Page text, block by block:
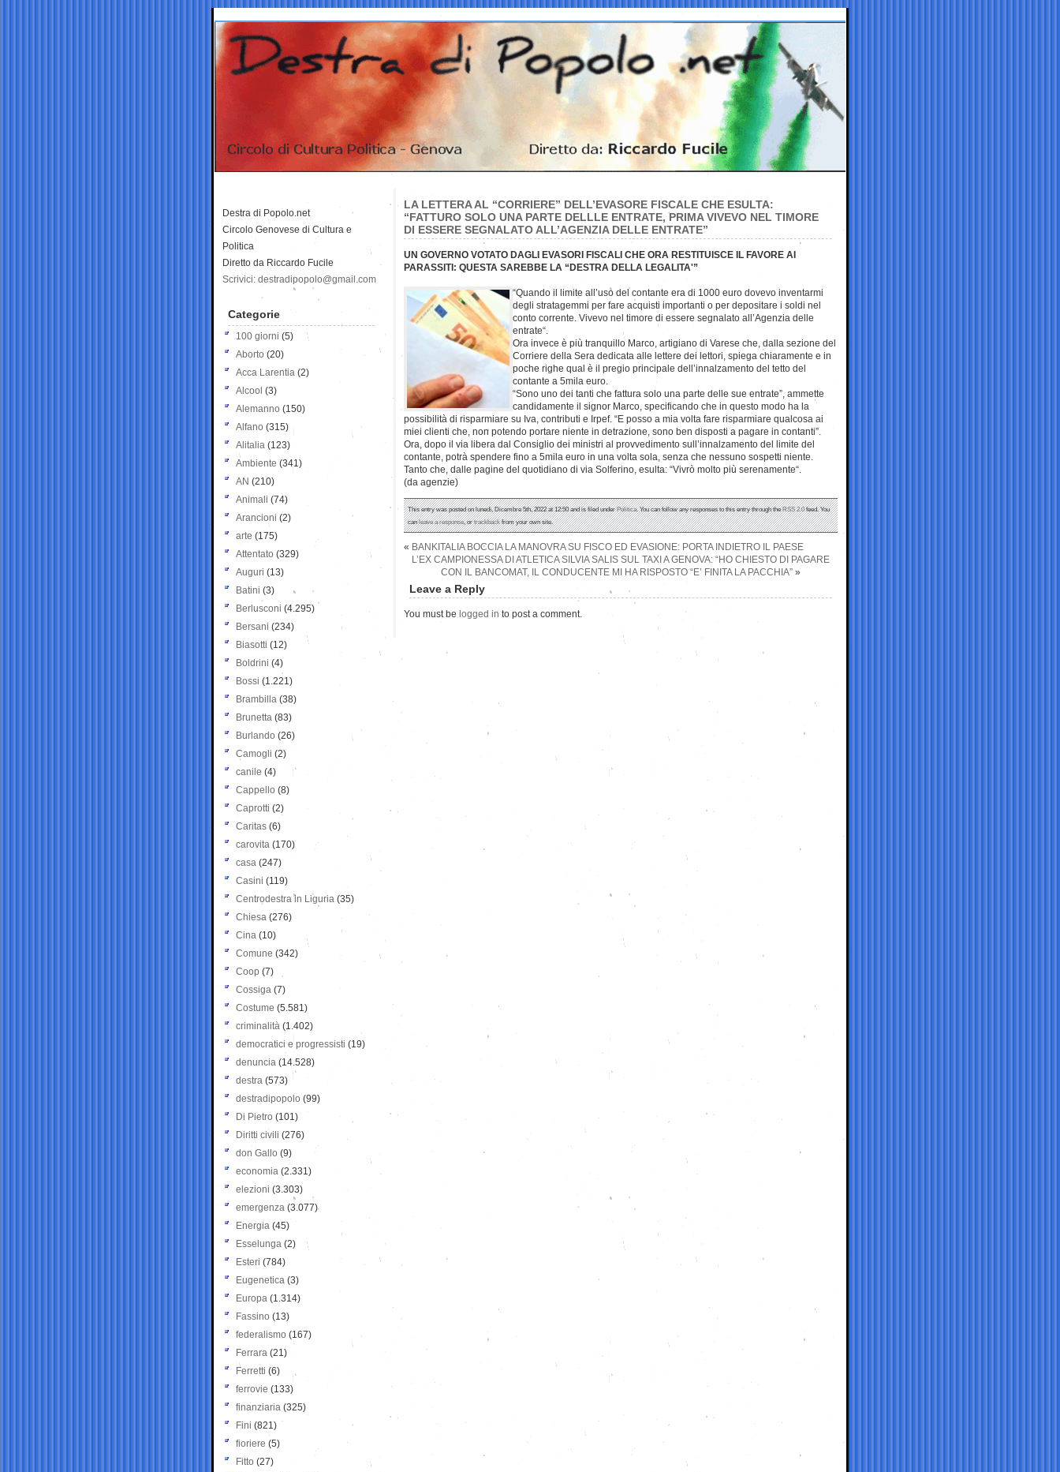
LA LETTERA AL “CORRIERE” DELL’EVASORE FISCALE CHE ESULTA:
“FATTURO SOLO UNA PARTE DELLLE ENTRATE, PRIMA VIVEVO NEL TIMORE
DI ESSERE SEGNALATO ALL’AGENZIA DELLE ENTRATE”
UN GOVERNO VOTATO DAGLI EVASORI FISCALI CHE ORA RESTITUISCE IL FAVORE AI
PARASSITI: QUESTA SAREBBE LA “DESTRA DELLA LEGALITA'”
“Quando il limite all’uso del contante era di 1000 euro dovevo inventarmi
degli stratagemmi per fare acquisti importanti o per depositare i soldi nel
conto corrente. Vivevo nel timore di essere segnalato all’Agenzia delle
entrate“.
Ora invece è più tranquillo Marco, artigiano di Varese che, dalla sezione del
Corriere della Sera dedicata alle lettere dei lettori, spiega chiaramente e in
poche righe qual è il pregio principale dell’innalzamento del tetto del
contante a 5mila euro.
“Sono uno dei tanti che fattura solo una parte delle sue entrate”, ammette
candidamente il signor Marco, specificando che in questo modo ha la
possibilità di risparmiare su Iva, contributi e Irpef. “E posso a mia volta fare risparmiare qualcosa ai
miei clienti che, non potendo portare niente in detrazione, sono ben disposti a pagare in contanti”.
Ora, dopo il via libera dal Consiglio dei ministri al provvedimento sull’innalzamento del limite del
contante, potrà spendere fino a 5mila euro in una volta sola, senza che nessuno sospetti niente.
Tanto che, dalle pagine del quotidiano di via Solferino, esulta: “Vivrò molto più serenamente“.
(da agenzie)
This entry was posted on lunedì, Dicembre 5th, 2022 at 12:50 and is filed underPolitica. You can follow any responses to this entry through theRSS 2.0feed. You
canleave a response, ortrackbackfrom your own site.
« BANKITALIA BOCCIA LA MANOVRA SU FISCO ED EVASIONE: PORTA INDIETRO IL PAESE
L’EX CAMPIONESSA DI ATLETICA SILVIA SALIS SUL TAXI A GENOVA: “HO CHIESTO DI PAGARE
CON IL BANCOMAT, IL CONDUCENTE MI HA RISPOSTO “E’ FINITA LA PACCHIA” »
Leave a Reply
You must be logged in to post a comment.
Destra di Popolo.net
Circolo Genovese di Cultura e
Politica
Diretto da Riccardo Fucile
Scrivici: destradipopolo@gmail.com
Categorie
100 giorni (5)
Aborto (20)
Acca Larentia (2)
Alcool (3)
Alemanno (150)
Alfano (315)
Alitalia (123)
Ambiente (341)
AN (210)
Animali (74)
Arancioni (2)
arte (175)
Attentato (329)
Auguri (13)
Batini (3)
Berlusconi (4.295)
Bersani (234)
Biasotti (12)
Boldrini (4)
Bossi (1.221)
Brambilla (38)
Brunetta (83)
Burlando (26)
Camogli (2)
canile (4)
Cappello (8)
Caprotti (2)
Caritas (6)
carovita (170)
casa (247)
Casini (119)
Centrodestra in Liguria (35)
Chiesa (276)
Cina (10)
Comune (342)
Coop (7)
Cossiga (7)
Costume (5.581)
criminalità (1.402)
democratici e progressisti (19)
denuncia (14.528)
destra (573)
destradipopolo (99)
Di Pietro (101)
Diritti civili (276)
don Gallo (9)
economia (2.331)
elezioni (3.303)
emergenza (3.077)
Energia (45)
Esselunga (2)
Esteri (784)
Eugenetica (3)
Europa (1.314)
Fassino (13)
federalismo (167)
Ferrara (21)
Ferretti (6)
ferrovie (133)
finanziaria (325)
Fini (821)
fioriere (5)
Fitto (27)